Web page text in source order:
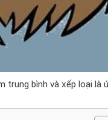
trung bình và xếp loại là